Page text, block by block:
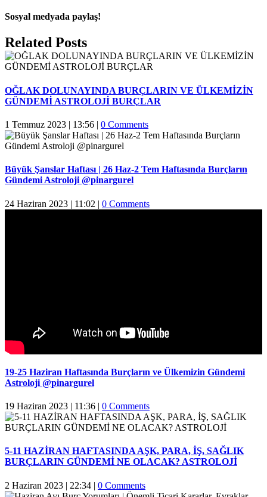
Sosyal medyada paylaş!
Facebook
Twitter
Reddit
LinkedIn
WhatsApp
Pinterest
Email
Related Posts
OĞLAK DOLUNAYINDA BURÇLARIN VE ÜLKEMİZİN
GÜNDEMİ ASTROLOJİ BURÇLAR
1 Temmuz 2023 | 13:56 | 0 Comments
Büyük Şanslar Haftası | 26 Haz-2 Tem Haftasında Burçların
Gündemi Astroloji @pinargurel
24 Haziran 2023 | 11:02 | 0 Comments
19-25 Haziran Haftasında Burçların ve Ülkemizin Gündemi
Astroloji @pinargurel
19 Haziran 2023 | 11:36 | 0 Comments
5-11 HAZİRAN HAFTASINDA AŞK, PARA, İŞ, SAĞLIK
BURÇLARIN GÜNDEMİ NE OLACAK? ASTROLOJİ
2 Haziran 2023 | 22:34 | 0 Comments